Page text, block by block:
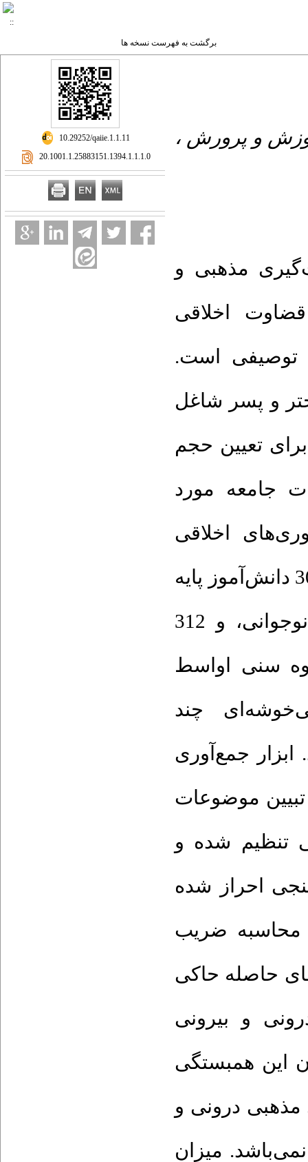
برگشت به فهرست نسخه ها
و پرورش ،
مذهبی و
اخلاقی
توصیفی است.
و پسر شاغل
‌تعیین‌ حجم‌
‌جامعه ‌مورد
‌اخلاقی
استفاده‌ شده است که‌در مجموع 613 نفر (301 دانش‌آموز‌ پایه‌
سوم‌ راهنمایی به‌عنوان گروه سنی اوایل نوجوانی، و 312
سنی اواسط
چند
ابزار جمع‌آوری
‌موضوعات
‌تنظیم‌ شده ‌و
احراز شده
محاسبه ضریب
حاصله حاکی
و بیرونی
این همبستگی
مذهبی درونی و
نمی‌باشد. میزان
‎ 10.29252/qaiie.1.1.11
‎ 20.1001.1.25883151.1394.1.1.1.0